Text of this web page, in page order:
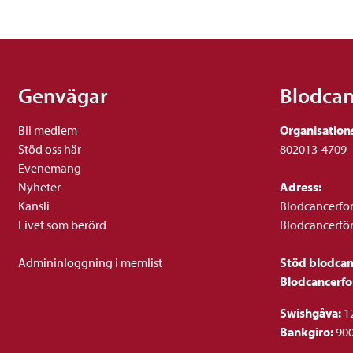
Genvägar
Bli medlem
Stöd oss här
Evenemang
Nyheter
Kansli
Livet som berörd
Admininloggning i memlist
802013-4709
Adress:
Stöd
Swishgåva:
Bankgiro: